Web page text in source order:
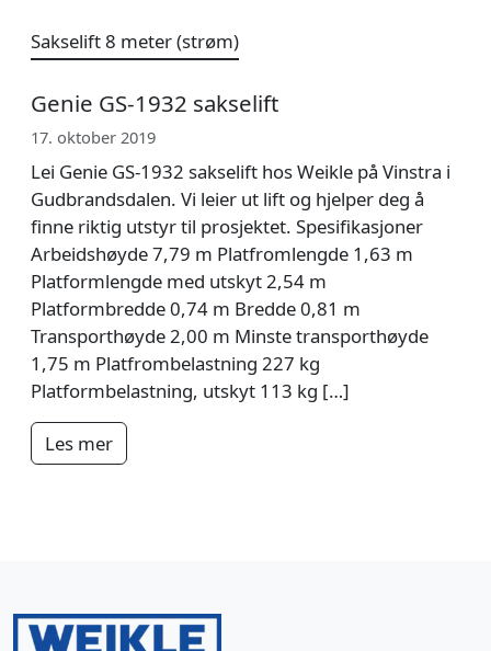
Sakselift 8 meter (strøm)
Genie GS-1932 sakselift
17. oktober 2019
Lei Genie GS-1932 sakselift hos Weikle på Vinstra i
Gudbrandsdalen. Vi leier ut lift og hjelper deg å
finne riktig utstyr til prosjektet. Spesifikasjoner
Arbeidshøyde 7,79 m Platfromlengde 1,63 m
Platformlengde med utskyt 2,54 m
Platformbredde 0,74 m Bredde 0,81 m
Transporthøyde 2,00 m Minste transporthøyde
1,75 m Platfrombelastning 227 kg
Platformbelastning, utskyt 113 kg […]
Les mer